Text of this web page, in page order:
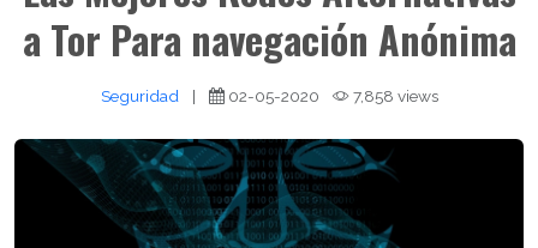
a Tor Para navegación Anónima
Seguridad | 02-05-2020 7,858 views